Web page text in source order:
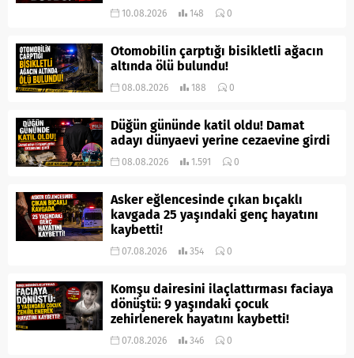
10.08.2026 148 0
Otomobilin çarptığı bisikletli ağacın
altında ölü bulundu!
08.08.2026 188 0
Düğün gününde katil oldu! Damat
adayı dünyaevi yerine cezaevine girdi
08.08.2026 1.591 0
Asker eğlencesinde çıkan bıçaklı
kavgada 25 yaşındaki genç hayatını
kaybetti!
07.08.2026 354 0
Komşu dairesini ilaçlattırması faciaya
dönüştü: 9 yaşındaki çocuk
zehirlenerek hayatını kaybetti!
07.08.2026 346 0